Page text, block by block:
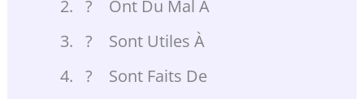
? Ont Du Mal À
? Sont Utiles À
? Sont Faits De